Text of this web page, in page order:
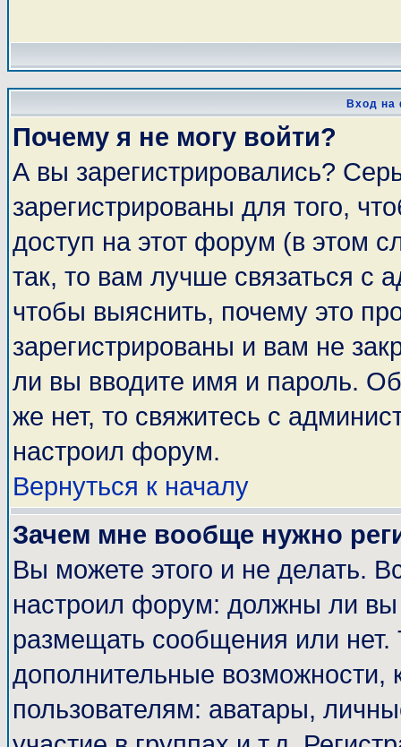
Вход на
Почему я не могу войти?
А вы зарегистрировались?
зарегистрированы для того,
доступ на этот форум (в этом
так, то вам лучше связаться с
чтобы выяснить, почему это
зарегистрированы и вам не
ли вы вводите имя и пароль.
же нет, то свяжитесь с
настроил форум.
Вернуться к началу
Зачем мне вообще нужно
Вы можете этого и не делать.
настроил форум: должны ли вы
размещать сообщения или
дополнительные
пользователям: аватары,